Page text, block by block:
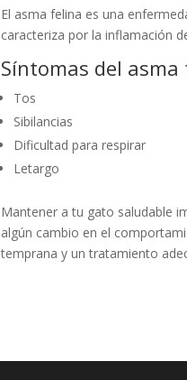
El asma felina es una
caracteriza por la inflamación
Síntomas del asma
Tos
Sibilancias
Dificultad para respirar
Letargo
Mantener a tu gato saludable
algún cambio en el
temprana y un tratamiento